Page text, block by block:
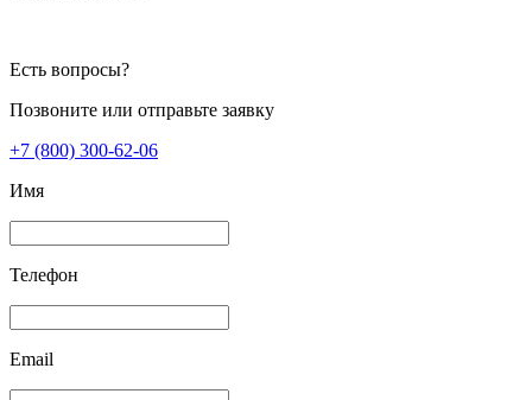
Есть вопросы?
Позвоните или отправьте заявку
+7 (800) 300-62-06
Имя
Телефон
Email